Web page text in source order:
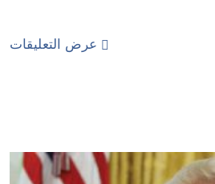
عرض التعليقات